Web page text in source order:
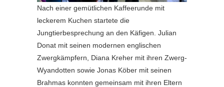
Nach einer gemütlichen Kaffeerunde mit
leckerem Kuchen startete die
Jungtierbesprechung an den Käfigen. Julian
Donat mit seinen modernen englischen
Zwergkämpfern, Diana Kreher mit ihren Zwerg-
Wyandotten sowie Jonas Köber mit seinen
Brahmas konnten gemeinsam mit ihren Eltern